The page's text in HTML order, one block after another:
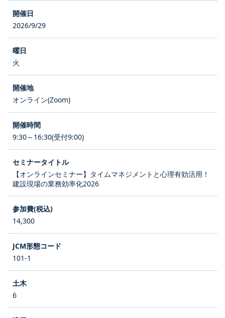
2026/9/29
火
オンライン(Zoom)
9:30～16:30(受付9:00)
【オンラインセミナー】タイムマネジメントと心理有効活用！
建設現場の業務効率化2026
14,300
101-1
6